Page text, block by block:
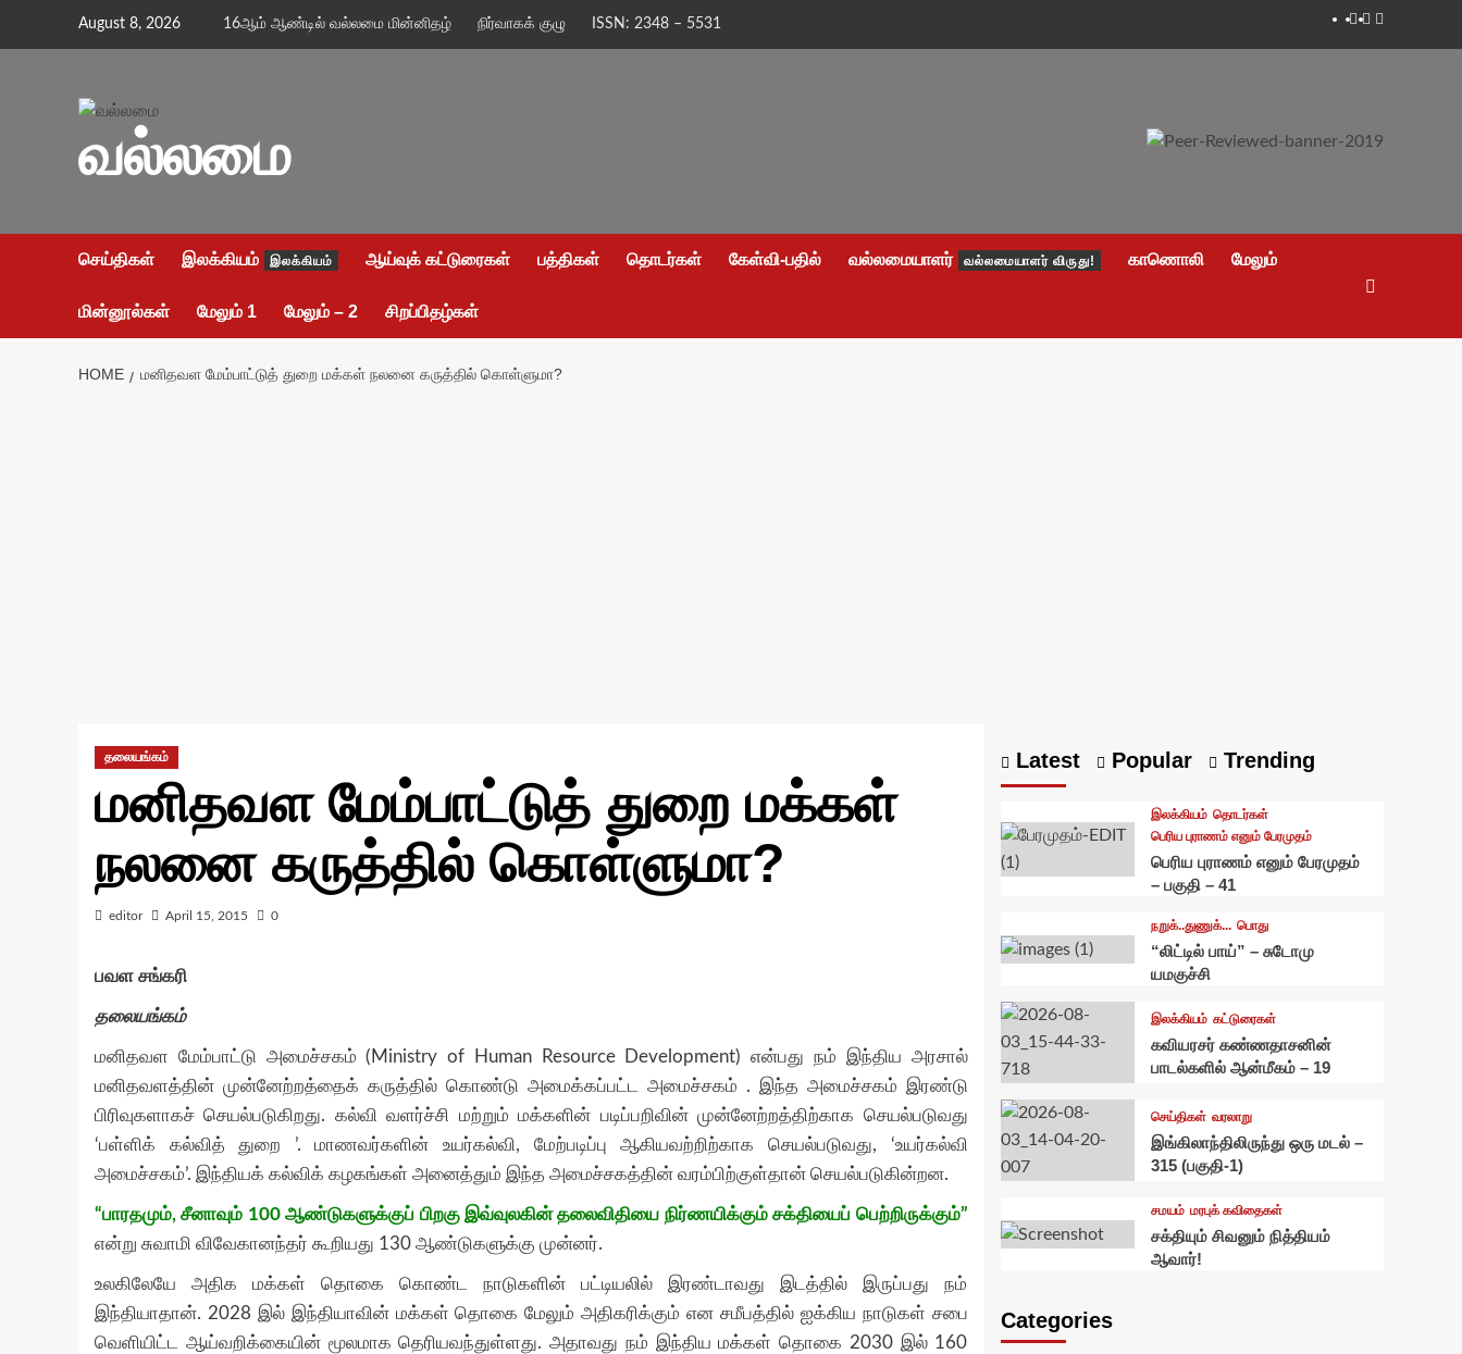
August 8, 2026 16ஆம் ஆண்டில் வல்லமை மின்னிதழ் நிர்வாகக் குழு ISSN: 2348 – 5531 Facebook
Twitter
Youtube
வல்லமை
செய்திகள் இலக்கியம் இலக்கியம் ஆய்வுக் கட்டுரைகள் பத்திகள் தொடர்கள் கேள்வி-பதில் வல்லமையாளர் வல்லமையாளர் விருது! காணொலி மேலும்
மின்னூல்கள் மேலும் 1 மேலும் – 2 சிறப்பிதழ்கள்
HOME மனிதவள மேம்பாட்டுத் துறை மக்கள் நலனை கருத்தில் கொள்ளுமா?
தலையங்கம்
மனிதவள மேம்பாட்டுத் துறை மக்கள்
நலனை கருத்தில் கொள்ளுமா?
editor April 15, 2015 0
பவள சங்கரி
தலையங்கம்
மனிதவள மேம்பாட்டு அமைச்சகம் (Ministry of Human Resource Development) என்பது நம் இந்திய அரசால்
மனிதவளத்தின் முன்னேற்றத்தைக் கருத்தில் கொண்டு அமைக்கப்பட்ட அமைச்சகம் . இந்த அமைச்சகம் இரண்டு
பிரிவுகளாகச் செயல்படுகிறது. கல்வி வளர்ச்சி மற்றும் மக்களின் படிப்பறிவின் முன்னேற்றத்திற்காக செயல்படுவது
‘பள்ளிக் கல்வித் துறை ’. மாணவர்களின் உயர்கல்வி, மேற்படிப்பு ஆகியவற்றிற்காக செயல்படுவது, ‘உயர்கல்வி
அமைச்சகம்’. இந்தியக் கல்விக் கழகங்கள் அனைத்தும் இந்த அமைச்சகத்தின் வரம்பிற்குள்தான் செயல்படுகின்றன.
“பாரதமும், சீனாவும் 100 ஆண்டுகளுக்குப் பிறகு இவ்வுலகின் தலைவிதியை நிர்ணயிக்கும் சக்தியைப் பெற்றிருக்கும்”
என்று சுவாமி விவேகானந்தர் கூறியது 130 ஆண்டுகளுக்கு முன்னர்.
உலகிலேயே அதிக மக்கள் தொகை கொண்ட நாடுகளின் பட்டியலில் இரண்டாவது இடத்தில் இருப்பது நம்
இந்தியாதான். 2028 இல் இந்தியாவின் மக்கள் தொகை மேலும் அதிகரிக்கும் என சமீபத்தில் ஐக்கிய நாடுகள் சபை
வெளியிட்ட ஆய்வறிக்கையின் மூலமாக தெரியவந்துள்ளது. அதாவது நம் இந்திய மக்கள் தொகை 2030 இல் 160
Latest Popular Trending
இலக்கியம் தொடர்கள்
பெரிய புராணம் எனும் பேரமுதம்
பெரிய புராணம் எனும் பேரமுதம்
– பகுதி – 41
நறுக்..துணுக்... பொது
“லிட்டில் பாய்” – சுடோமு
யமகுச்சி
இலக்கியம் கட்டுரைகள்
கவியரசர் கண்ணதாசனின்
பாடல்களில் ஆன்மீகம் – 19
செய்திகள் வரலாறு
இங்கிலாந்திலிருந்து ஒரு மடல் –
315 (பகுதி-1)
சமயம் மரபுக் கவிதைகள்
சக்தியும் சிவனும் நித்தியம்
ஆவார்!
Categories